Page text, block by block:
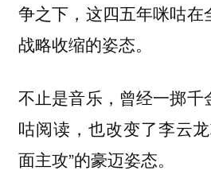
争之下，这四五年咪咕在
战略收缩的姿态。
不止是音乐，曾经一掷千
咕阅读，也改变了李云
面主攻”的豪迈姿态。